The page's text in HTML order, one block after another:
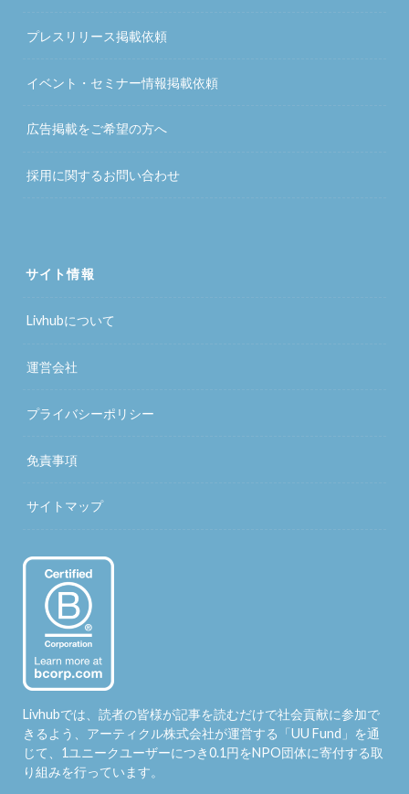
プレスリリース掲載依頼
イベント・セミナー情報掲載依頼
広告掲載をご希望の方へ
採用に関するお問い合わせ
サイト情報
Livhubについて
運営会社
プライバシーポリシー
免責事項
サイトマップ
Livhubでは、読者の皆様が記事を読むだけで社会貢献に参加で
きるよう、アーティクル株式会社が運営する「UU Fund 」を通
じて、1ユニークユーザーにつき0.1円をNPO団体に寄付する取
り組みを行っています。